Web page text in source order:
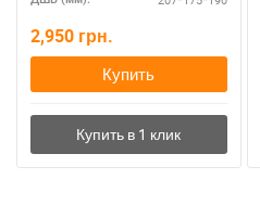
2,950 грн.
Купить